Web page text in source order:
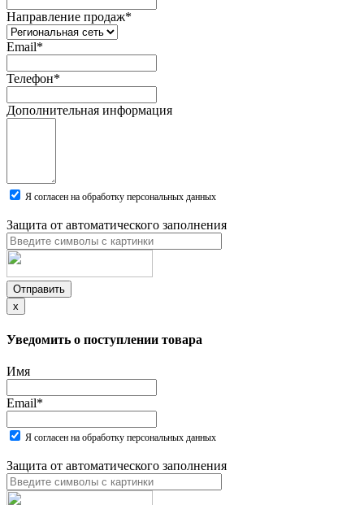
Направление продаж*
Email*
Телефон*
Дополнительная информация
Я согласен на обработку персональных данных
Защита от автоматического заполнения
Отправить
x
Уведомить о поступлении товара
Имя
Email*
Я согласен на обработку персональных данных
Защита от автоматического заполнения